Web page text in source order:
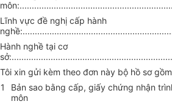
Lĩnh vực đề nghị cấp hành
Hành nghề tại cơ
Tôi xin gửi kèm theo đơn này bộ hồ sơ
1
Bản sao bằng cấp, giấy chứng nhận
môn